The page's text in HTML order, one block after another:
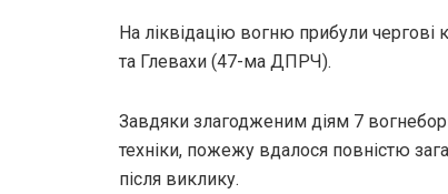
На ліквідацію вогню прибули
та Глевахи (47-ма ДПРЧ).
Завдяки злагодженим діям 7
техніки, пожежу вдалося повністю
після виклику.